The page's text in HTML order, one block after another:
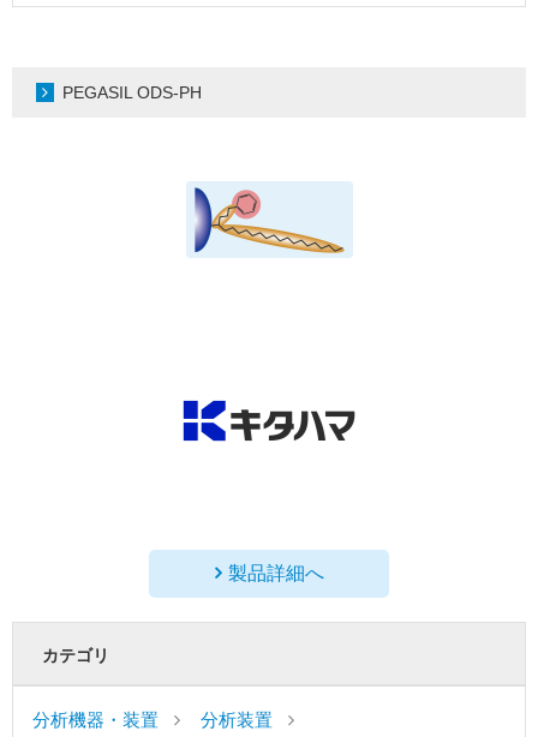
PEGASIL ODS-PH
製品詳細へ
カテゴリ
分析機器・装置
分析装置